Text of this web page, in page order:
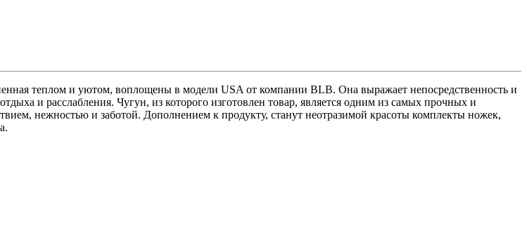
теплом и уютом, воплощены в модели USA от компании BLB. Она выражает непосредственность и
и расслабления. Чугун, из которого изготовлен товар, является одним из самых прочных и
нежностью и заботой. Дополнением к продукту, станут неотразимой красоты комплекты ножек,